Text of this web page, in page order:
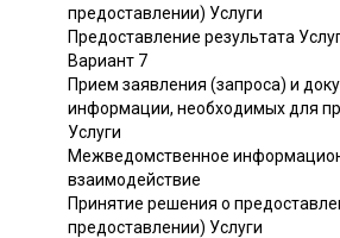
предоставлении) Услуги
Предоставление результата
Вариант 7
Прием заявления (запроса) и
информации, необходимых для
Услуги
Межведомственное
взаимодействие
Принятие решения о
предоставлении) Услуги